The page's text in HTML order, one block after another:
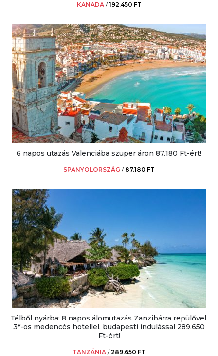
KANADA /192.450 FT
6 napos utazás Valenciába szuper áron 87.180 Ft-ért!
SPANYOLORSZÁG / 87.180 FT
Télből nyárba: 8 napos álomutazás Zanzibárra repülővel,
3*-os medencés hotellel, budapesti indulással 289.650
Ft-ért!
TANZÁNIA /289.650 FT